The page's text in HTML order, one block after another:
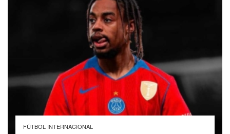
FÚTBOL INTERNACIONAL